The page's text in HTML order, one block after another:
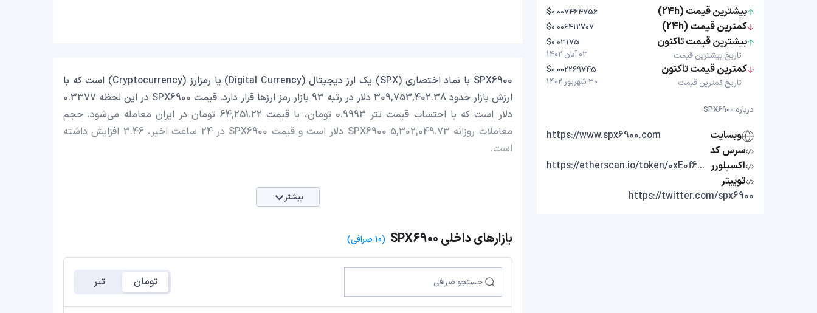
بیشترین قیمت (24h) $0.007464756
کمترین قیمت (24h) $0.006412707
بیشترین قیمت تاکنون
تاریخ بیشترین قیمت
$0.03175
03 آبان 1402
کمترین قیمت تاکنون
تاریخ کمترین قیمت
$0.002269745
30 شهریور 1402
درباره SPX6900
وبسایت
https://www.spx6900.com
سرس کد
اکسپلورر https://etherscan.io/token/0xE0f63A424a4439cBE457D80E4f4b51aD25b2c56C
توییتر
https://twitter.com/spx6900
SPX6900 با نماد اختصاری (SPX) یک ارز دیجیتال (Digital Currency) یا رمزارز (Cryptocurrency) است که با
ارزش بازار حدود 309,753,402.38 دلار در رتبه 93 بازار رمز ارزها قرار دارد. قیمت SPX6900 در این لحظه 0.3377
دلار است که با احتساب قیمت تتر 0.9993 تومان، با قیمت 64,251.22 تومان در ایران معامله می‌شود. حجم
معاملات روزانه SPX6900 5,302,049.73 دلار است و قیمت SPX6900 در 24 ساعت اخیر، 3.46 افزایش داشته
است.
بیشتر
بازارهای داخلی SPX6900 (10 صرافی)
تومان تتر